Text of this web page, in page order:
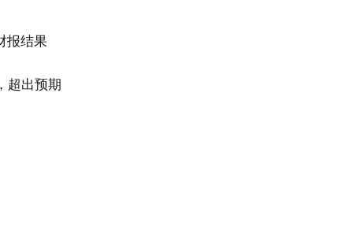
报结果
超出预期